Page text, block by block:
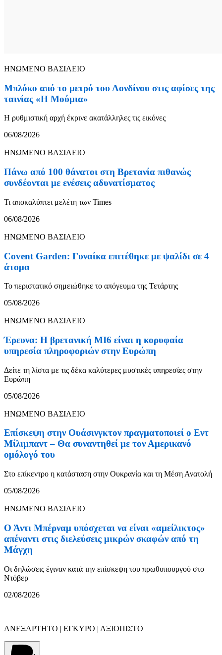
ΗΝΩΜΕΝΟ ΒΑΣΙΛΕΙΟ
Μπλόκο από το μετρό του Λονδίνου στις αφίσες της
ταινίας «Η Μούμια»
Η ρυθμιστική αρχή έκρινε ακατάλληλες τις εικόνες
06/08/2026
ΗΝΩΜΕΝΟ ΒΑΣΙΛΕΙΟ
Πάνω από 100 θάνατοι στη Βρετανία πιθανώς
συνδέονται με ενέσεις αδυνατίσματος
Τι αποκαλύπτει μελέτη των Times
06/08/2026
ΗΝΩΜΕΝΟ ΒΑΣΙΛΕΙΟ
Covent Garden: Γυναίκα επιτέθηκε με ψαλίδι σε 4
άτομα
Το περιστατικό σημειώθηκε το απόγευμα της Τετάρτης
05/08/2026
ΗΝΩΜΕΝΟ ΒΑΣΙΛΕΙΟ
Έρευνα: Η βρετανική MI6 είναι η κορυφαία
υπηρεσία πληροφοριών στην Ευρώπη
Δείτε τη λίστα με τις δέκα καλύτερες μυστικές υπηρεσίες στην
Ευρώπη
05/08/2026
ΗΝΩΜΕΝΟ ΒΑΣΙΛΕΙΟ
Επίσκεψη στην Ουάσινγκτον πραγματοποιεί ο Εντ
Μίλιμπαντ – Θα συναντηθεί με τον Αμερικανό
ομόλογό του
Στο επίκεντρο η κατάσταση στην Ουκρανία και τη Μέση Ανατολή
05/08/2026
ΗΝΩΜΕΝΟ ΒΑΣΙΛΕΙΟ
Ο Άντι Μπέρναμ υπόσχεται να είναι «αμείλικτος»
απέναντι στις διελεύσεις μικρών σκαφών από τη
Μάγχη
Οι δηλώσεις έγιναν κατά την επίσκεψη του πρωθυπουργού στο
Ντόβερ
02/08/2026
ΑΝΕΞΑΡΤΗΤΟ | ΕΓΚΥΡΟ | ΑΞΙΟΠΙΣΤΟ